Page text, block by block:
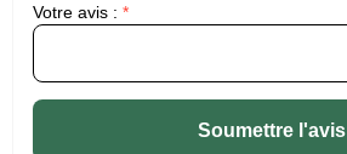
Votre avis : *
Soumettre l'avis